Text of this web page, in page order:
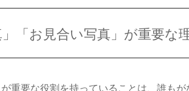
「お見合い写真」が重要な
重要な役割を持っていることは、誰も